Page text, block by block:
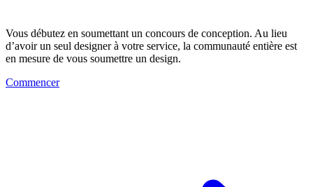
Vous débutez en soumettant un concours de conception. Au lieu
d’avoir un seul designer à votre service, la communauté entière est
en mesure de vous soumettre un design.
Commencer